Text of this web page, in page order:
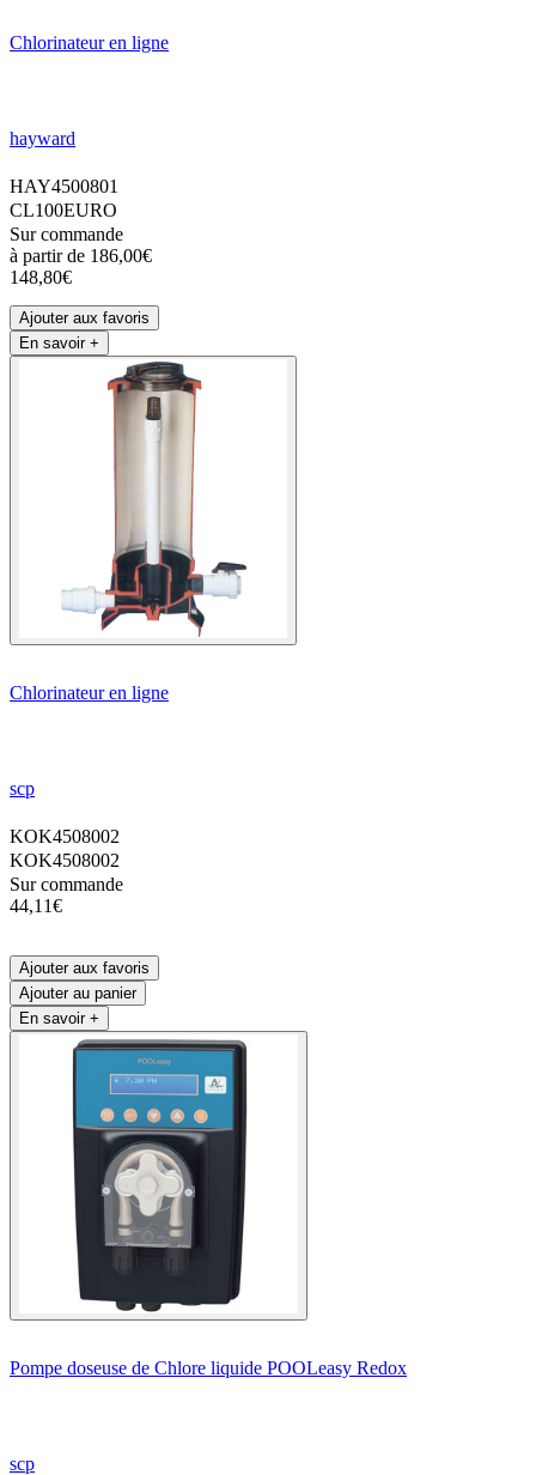
Chlorinateur en ligne
hayward
HAY4500801
CL100EURO
Sur commande
à partir de 186,00€
148,80€
Ajouter aux favoris
En savoir +
Chlorinateur en ligne
scp
KOK4508002
KOK4508002
Sur commande
44,11€
Ajouter aux favoris
Ajouter au panier
En savoir +
Pompe doseuse de Chlore liquide POOLeasy Redox
scp